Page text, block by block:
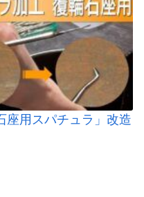
座用スパチュラ」改造